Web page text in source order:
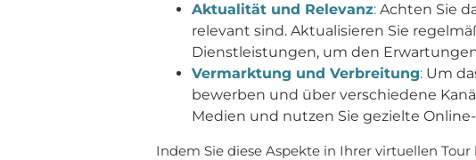
Aktualität und Relevanz:Achten Sie
relevant sind. Aktualisieren Sie
Dienstleistungen, um den
Vermarktung und Verbreitung:Um
bewerben und über verschiedene
Medien und nutzen Sie gezielte
Indem Sie diese Aspekte in Ihrer virtuellen